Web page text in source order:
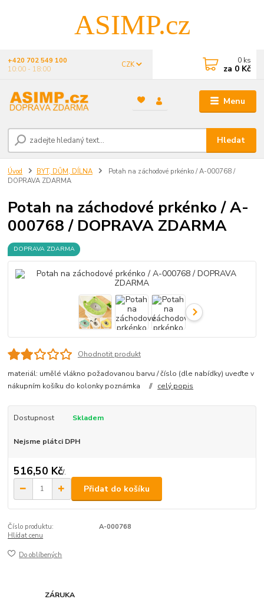
ASIMP.cz
Menu
CZK
Hledat
+420 702 549 100
10:00 - 18:00
0 ks
za 0 Kč
Úvod BYT, DŮM, DÍLNA
Potah na záchodové prkénko / A-000768 /
DOPRAVA ZDARMA
Potah na záchodové prkénko / A-
000768 / DOPRAVA ZDARMA
DOPRAVA ZDARMA
Ohodnotit produkt
materiál: umělé vlákno požadovanou barvu / číslo (dle nabídky) uveďte v
nákupním košíku do kolonky poznámka // celý popis
Dostupnost Skladem
Nejsme plátci DPH
516,50 Kč/.
Přidat do košíku
Číslo produktu:
A-000768
Hlídat cenu
Do oblíbených
ZÁRUKA